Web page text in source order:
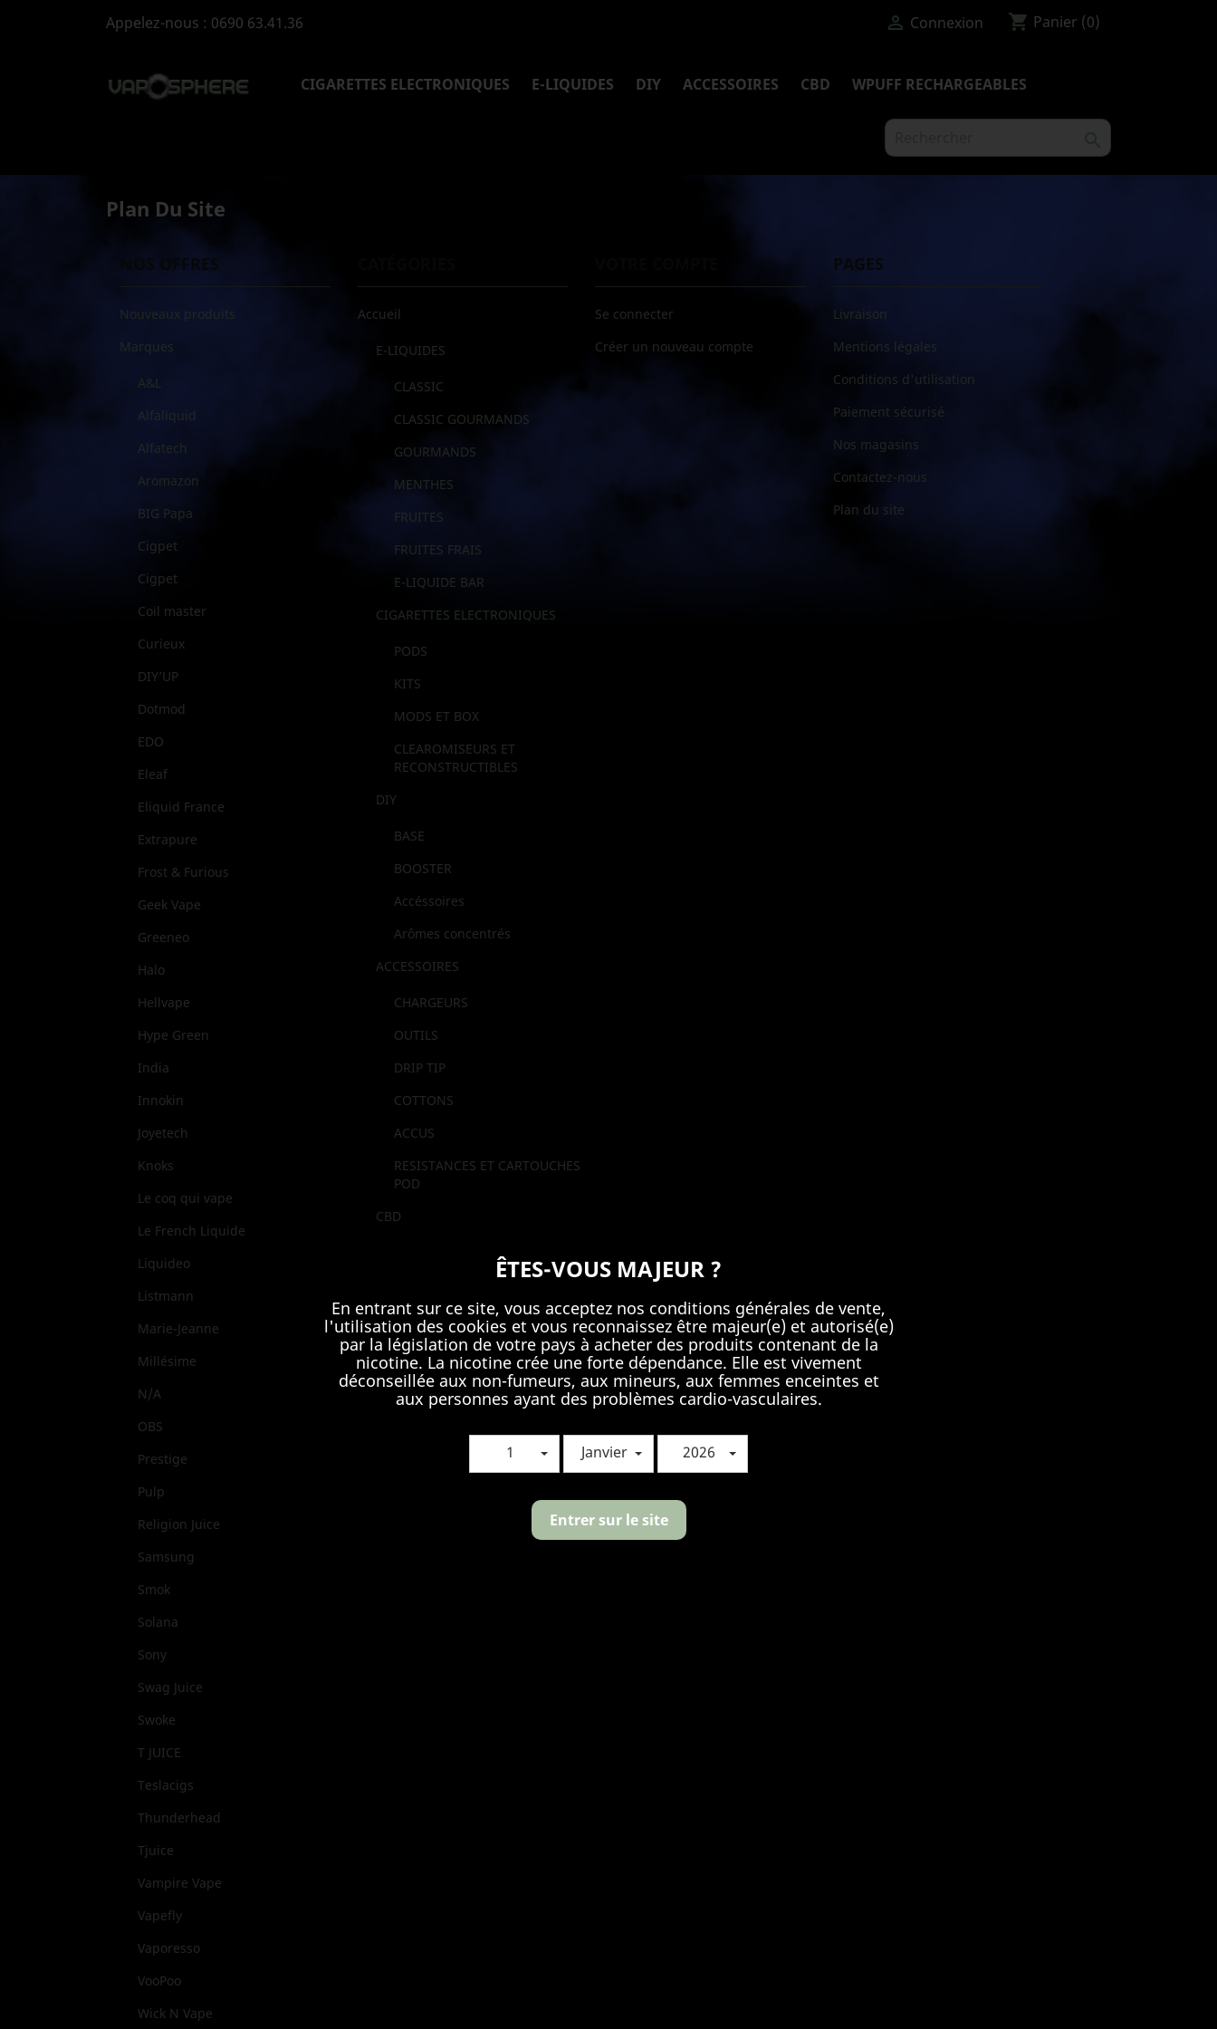
Appelez-nous : 0690 63.41.36  Connexion shopping_cart Panier (0)
CIGARETTES ELECTRONIQUES E-LIQUIDES DIY ACCESSOIRES CBD WPUFF RECHARGEABLES
Plan Du Site
NOS OFFRES
Nouveaux produits
Marques
A&L
Alfatech
Aromazon
BIG Papa
Cigpet
Cigpet
Coil master
Curieux
DIY’UP
Dotmod
EDO
Eleaf
Eliquid France
Extrapure
Frost & Furious
Geek Vape
Greeneo
Halo
Hellvape
Hype Green
India
Innokin
Joyetech
Knoks
Le coq qui vape
Le French Liquide
Liquideo
Listmann
Marie-Jeanne
Millésime
N/A
OBS
Prestige
Pulp
Religion Juice
Samsung
Smok
Solana
Sony
Swag Juice
Swoke
T JUICE
Teslacigs
Thunderhead
Tjuice
Vampire Vape
Vapefly
Vaporesso
VooPoo
Wick N Vape
Accueil
E-LIQUIDES
CLASSIC
CLASSIC GOURMANDS
GOURMANDS
MENTHES
FRUITES
FRUITES FRAIS
E-LIQUIDE BAR
CIGARETTES ELECTRONIQUES
PODS
KITS
MODS ET BOX
CLEAROMISEURS ET
RECONSTRUCTIBLES
DIY
BASE
BOOSTER
Accéssoires
Arômes concentrés
ACCESSOIRES
CHARGEURS
OUTILS
DRIP TIP
COTTONS
ACCUS
RESISTANCES ET CARTOUCHES
POD
CBD
Se connecter
Créer un nouveau compte
PAGES
Livraison
Mentions légales
Conditions d'utilisation
Paiement sécurisé
Nos magasins
Contactez-nous
Plan du site
ÊTES-VOUS MAJEUR ?
En entrant sur ce site, vous acceptez nos conditions générales de vente,
l'utilisation des cookies et vous reconnaissez être majeur(e) et autorisé(e)
par la législation de votre pays à acheter des produits contenant de la
nicotine. La nicotine crée une forte dépendance. Elle est vivement
déconseillée aux non-fumeurs, aux mineurs, aux femmes enceintes et
aux personnes ayant des problèmes cardio-vasculaires.
1 Janvier 2026
Entrer sur le site